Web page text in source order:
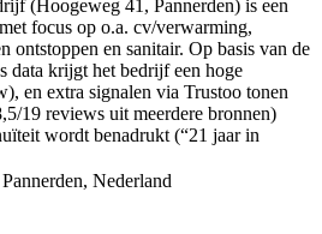
(Hoogeweg 41, Pannerden) is een
focus op o.a. cv/verwarming,
ontstoppen en sanitair. Op basis van de
data krijgt het bedrijf een hoge
en extra signalen via Trustoo tonen
19 reviews uit meerdere bronnen)
wordt benadrukt (“21 jaar in
Nederland